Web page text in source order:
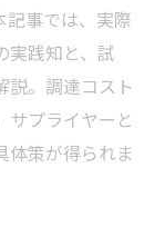
記事では、実際
実践知と、試
説。調達コスト
サプライヤーと
体策が得られま